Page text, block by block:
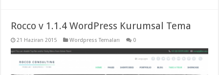
Rocco v 1.1.4 WordPress Kurumsal Tema
21 Haziran 2015 Wordpress Temaları 0